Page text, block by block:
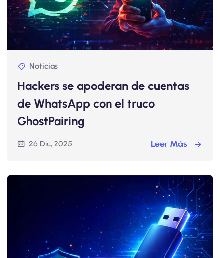
Noticias
Hackers se apoderan de cuentas
de WhatsApp con el truco
GhostPairing
26 Dic, 2025 Leer Más